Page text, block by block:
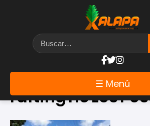
☰ Menú
Etiqueta:
rafting río Los